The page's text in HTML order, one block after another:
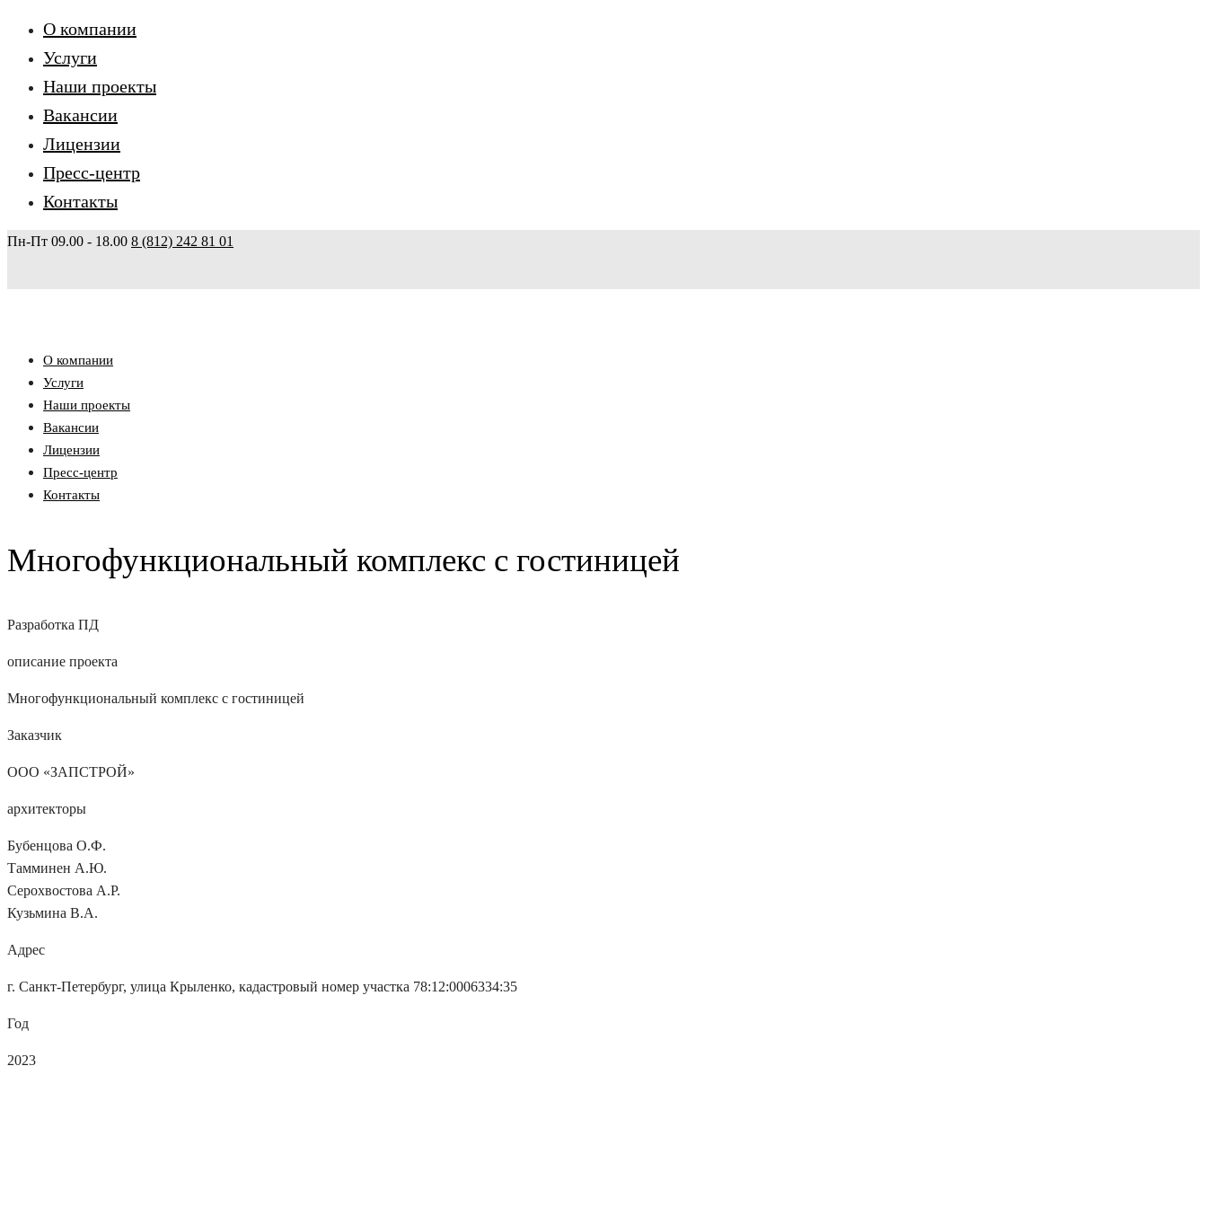
О компании
Услуги
Наши проекты
Вакансии
Лицензии
Пресс-центр
Контакты
Пн-Пт 09.00 - 18.00 8 (812) 242 81 01
О компании
Услуги
Наши проекты
Вакансии
Лицензии
Пресс-центр
Контакты
Многофункциональный комплекс с гостиницей
Разработка ПД
описание проекта
Многофункциональный комплекс с гостиницей
Заказчик
ООО «ЗАПСТРОЙ»
архитекторы
Бубенцова О.Ф.
Тамминен А.Ю.
Серохвостова А.Р.
Кузьмина В.А.
Адрес
г. Санкт-Петербург, улица Крыленко, кадастровый номер участка 78:12:0006334:35
Год
2023